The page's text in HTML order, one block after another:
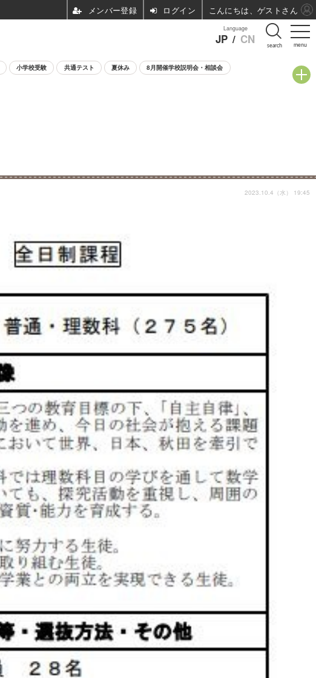
menu
Language
JP / CN search
小学校受験 共通テスト 夏休み 8月開催学校説明会・相談会
2023.10.4（水） 19:45
ログイン こんにちは、ゲストさん